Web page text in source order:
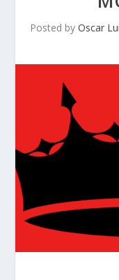
Posted by Oscar